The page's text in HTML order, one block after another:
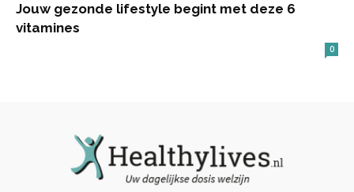
Jouw gezonde lifestyle begint met deze 6
vitamines
0